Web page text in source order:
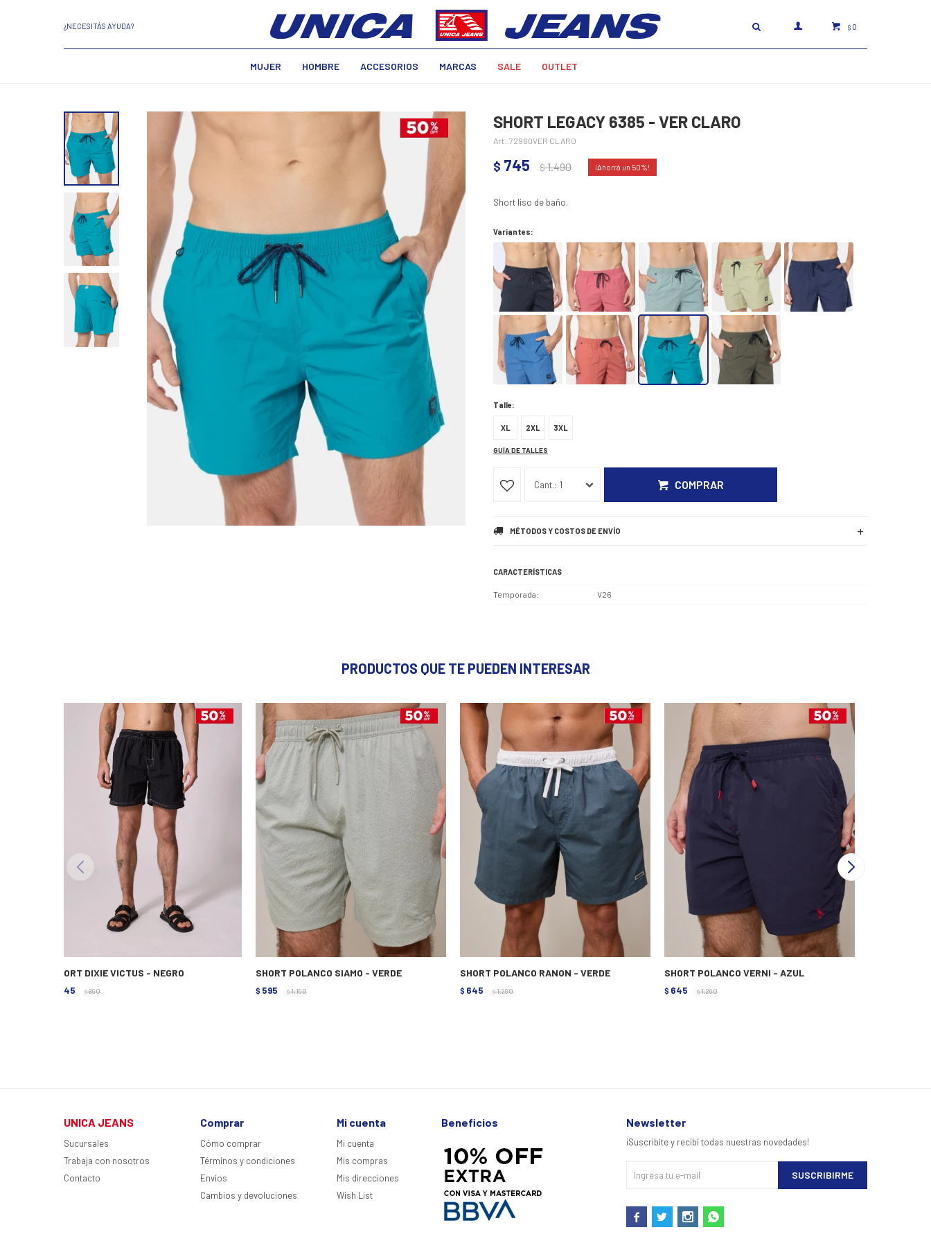
MUJER HOMBRE ACCESORIOS MARCAS SALE OUTLET
$ 0
¿NECESITÁS AYUDA?
SHORT LEGACY 6385 - VER CLARO
72960VER CLARO
$ 745 $1.490 50
Short liso de baño.
Variantes:
Talle:
XL 2XL 3XL
GUÍA DE TALLES
1 COMPRAR
MÉTODOS Y COSTOS DE ENVÍO
CARACTERÍSTICAS
Temporada V26
PRODUCTOS QUE TE PUEDEN INTERESAR
SHORT DIXIE VICTUS - NEGRO
445 $ 890
SHORT POLANCO SIAMO - VERDE
$ 595 $ 1.190
SHORT POLANCO RANON - VERDE
$ 645 $ 1.290
SHORT POLANCO VERNI - AZUL
$ 645 $ 1.290
UNICA JEANS
Sucursales
Trabaja con nosotros
Contacto
Comprar
Cómo comprar
Términos y condiciones
Envíos
Cambios y devoluciones
Mi cuenta
Mi cuenta
Mis compras
Mis direcciones
Wish List
Beneficios Newsletter
¡Suscribite y recibí todas nuestras novedades!
SUSCRIBIRME
   